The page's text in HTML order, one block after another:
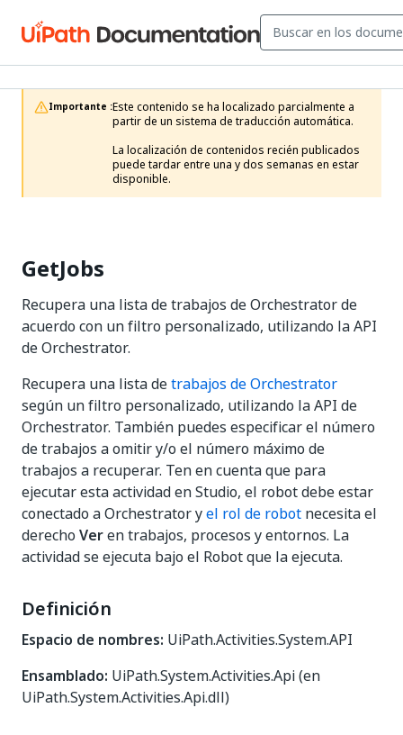
Importante :Este contenido se ha localizado parcialmente a
partir de un sistema de traducción automática.
La localización de contenidos recién publicados
puede tardar entre una y dos semanas en estar
disponible.
GetJobs
Recupera una lista de trabajos de Orchestrator de
acuerdo con un filtro personalizado, utilizando la API
de Orchestrator.
Recupera una lista detrabajos de Orchestrator
según un filtro personalizado, utilizando la API de
Orchestrator. También puedes especificar el número
de trabajos a omitir y/o el número máximo de
trabajos a recuperar. Ten en cuenta que para
ejecutar esta actividad en Studio, el robot debe estar
conectado a Orchestrator yel rol de robot necesita el
derecho Veren trabajos, procesos y entornos. La
actividad se ejecuta bajo el Robot que la ejecuta.
Definición
Espacio de nombres: UiPath.Activities.System.API
Ensamblado: UiPath.System.Activities.Api (en
UiPath.System.Activities.Api.dll)